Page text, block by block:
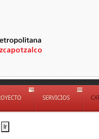
SERVICIOS